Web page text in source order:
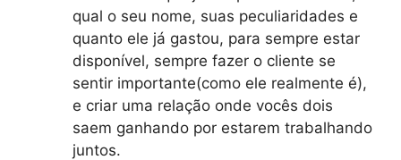
qual o seu nome, suas peculiaridades e
quanto ele já gastou, para sempre estar
disponível, sempre fazer o cliente se
sentir importante(como ele realmente é),
e criar uma relação onde vocês dois
saem ganhando por estarem trabalhando
juntos.